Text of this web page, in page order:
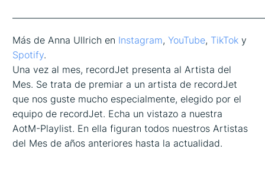
Más de Anna Ullrich en Instagram,YouTube, TikTok y
Spotify.
Una vez al mes, recordJet presenta al Artista del
Mes. Se trata de premiar a un artista de recordJet
que nos guste mucho especialmente, elegido por el
equipo de recordJet. Echa un vistazo a nuestra
AotM-Playlist. En ella figuran todos nuestros Artistas
del Mes de años anteriores hasta la actualidad.